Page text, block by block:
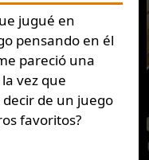
jugué en
pensando en él
pareció una
vez que
de un juego
favoritos?